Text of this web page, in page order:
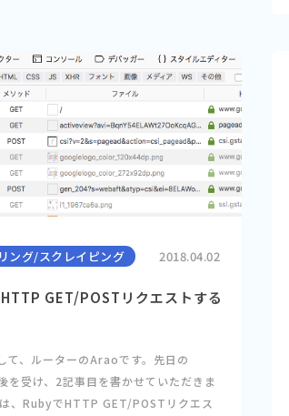
ング/スクレイピング 2018.04.02
GET/POSTリクエストする
て、ルーターのAraoです。先日の
を受け、2記事目を書かせていただきま
、RubyでHTTP GET/POSTリクエス